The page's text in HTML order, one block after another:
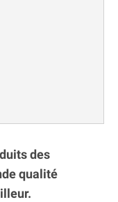
des
qualité